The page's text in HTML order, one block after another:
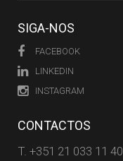
SIGA-NOS
FACEBOOK
LINKEDIN
INSTAGRAM
CONTACTOS
T. +351 21 033 11 40